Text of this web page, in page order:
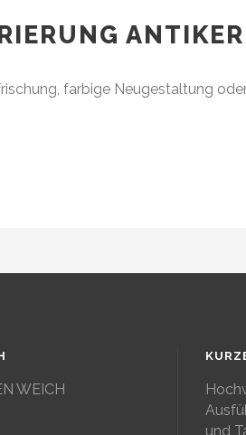
farbige Neugestaltung
WEICH
und